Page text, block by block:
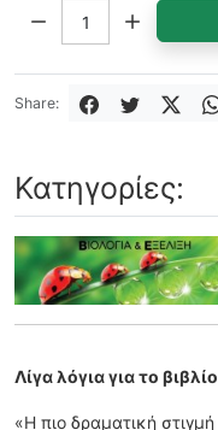
Share:
Κατηγορίες:
Λίγα λόγια για το
«Η πιο δραματική